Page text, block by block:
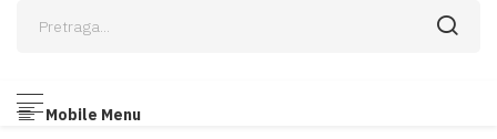
Mobile Menu